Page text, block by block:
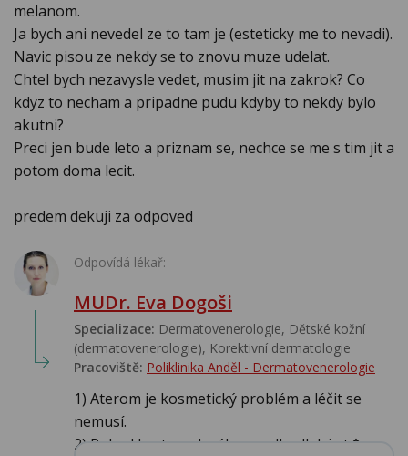
melanom.
Ja bych ani nevedel ze to tam je (esteticky me to nevadi).
Navic pisou ze nekdy se to znovu muze udelat.
Chtel bych nezavysle vedet, musim jit na zakrok? Co
kdyz to necham a pripadne pudu kdyby to nekdy bylo
akutni?
Preci jen bude leto a priznam se, nechce se me s tim jit a
potom doma lecit.
predem dekuji za odpoved
Odpovídá lékař:
MUDr. Eva Dogoši
Specializace: Dermatovenerologie, Dětské kožní
(dermatovenerologie), Korektivní dermatologie
Pracoviště: Poliklinika Anděl - Dermatovenerologie
1) Aterom je kosmetický problém a léčit se
nemusí.
2) Pokud byste se k zákrou odhodlal, je t�...